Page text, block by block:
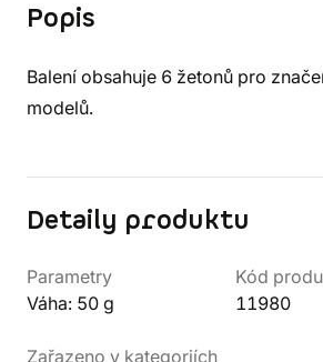
Popis
Balení obsahuje 6 žetonů pro
modelů.
Detaily produktu
Parametry
Váha: 50 g
Kód
11980
Zařazeno v kategoriích